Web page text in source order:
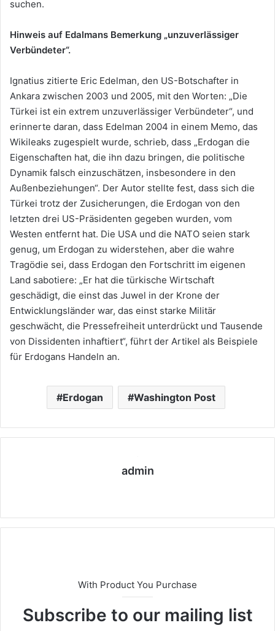
suchen.
Hinweis auf Edalmans Bemerkung „unzuverlässiger
Verbündeter“.
Ignatius zitierte Eric Edelman, den US-Botschafter in
Ankara zwischen 2003 und 2005, mit den Worten: „Die
Türkei ist ein extrem unzuverlässiger Verbündeter“, und
erinnerte daran, dass Edelman 2004 in einem Memo, das
Wikileaks zugespielt wurde, schrieb, dass „Erdogan die
Eigenschaften hat, die ihn dazu bringen, die politische
Dynamik falsch einzuschätzen, insbesondere in den
Außenbeziehungen“. Der Autor stellte fest, dass sich die
Türkei trotz der Zusicherungen, die Erdogan von den
letzten drei US-Präsidenten gegeben wurden, vom
Westen entfernt hat. Die USA und die NATO seien stark
genug, um Erdogan zu widerstehen, aber die wahre
Tragödie sei, dass Erdogan den Fortschritt im eigenen
Land sabotiere: „Er hat die türkische Wirtschaft
geschädigt, die einst das Juwel in der Krone der
Entwicklungsländer war, das einst starke Militär
geschwächt, die Pressefreiheit unterdrückt und Tausende
von Dissidenten inhaftiert“, führt der Artikel als Beispiele
für Erdogans Handeln an.
Erdogan Washington Post
admin
eit
With Product You Purchase
Subscribe to our mailing list